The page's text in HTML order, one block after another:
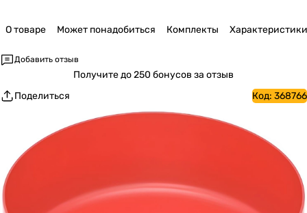
О товаре Может понадобиться Комплекты Характеристики
Добавить отзыв
Получитедо 250 бонусов за отзыв
Поделиться
Код: 368766